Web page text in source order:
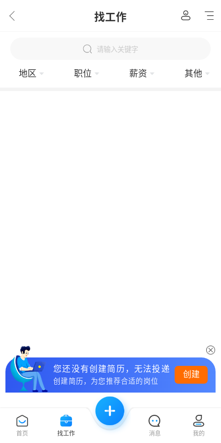
找工作
请输入关键字
地区 职位 薪资 其他
首页 找工作 消息 我的
您还没有创建简历，无法投递
创建简历，为您推荐合适的岗位
创建